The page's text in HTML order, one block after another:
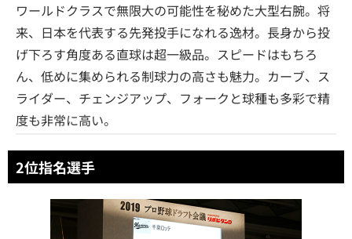
ワールドクラスで無限大の可能性を秘めた大型右腕。将
来、日本を代表する先発投手になれる逸材。長身から投
げ下ろす角度ある直球は超一級品。スピードはもちろ
ん、低めに集められる制球力の高さも魅力。カーブ、ス
ライダー、チェンジアップ、フォークと球種も多彩で精
度も非常に高い。
2位指名選手